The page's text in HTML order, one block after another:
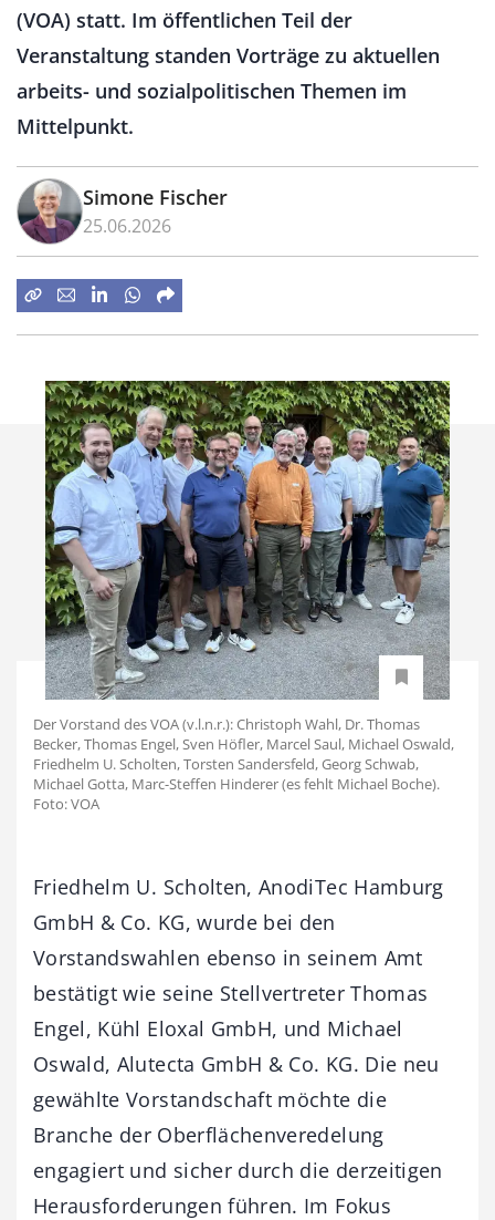
(VOA) statt. Im öffentlichen Teil der
Veranstaltung standen Vorträge zu aktuellen
arbeits- und sozialpolitischen Themen im
Mittelpunkt.
Simone Fischer
25.06.2026
Der Vorstand des VOA (v.l.n.r.): Christoph Wahl, Dr. Thomas
Becker, Thomas Engel, Sven Höfler, Marcel Saul, Michael Oswald,
Friedhelm U. Scholten, Torsten Sandersfeld, Georg Schwab,
Michael Gotta, Marc-Steffen Hinderer (es fehlt Michael Boche).
Foto: VOA
Friedhelm U. Scholten, AnodiTec Hamburg
GmbH & Co. KG, wurde bei den
Vorstandswahlen ebenso in seinem Amt
bestätigt wie seine Stellvertreter Thomas
Engel, Kühl Eloxal GmbH, und Michael
Oswald, Alutecta GmbH & Co. KG. Die neu
gewählte Vorstandschaft möchte die
Branche der Oberflächenveredelung
engagiert und sicher durch die derzeitigen
Herausforderungen führen. Im Fokus